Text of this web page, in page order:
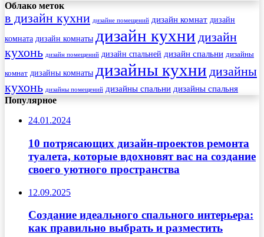
Облако меток
в дизайн кухни дизайне помещений дизайн комнат дизайн
комната дизайн комнаты дизайн кухни дизайн
кухонь дизайн помещений дизайн спальней дизайн спальни дизайны
комнат дизайны комнаты дизайны кухни дизайны
кухонь дизайны помещений дизайны спальни дизайны спальня
Популярное
24.01.2024
10 потрясающих дизайн-проектов ремонта
туалета, которые вдохновят вас на создание
своего уютного пространства
12.09.2025
Создание идеального спального интерьера:
как правильно выбрать и разместить